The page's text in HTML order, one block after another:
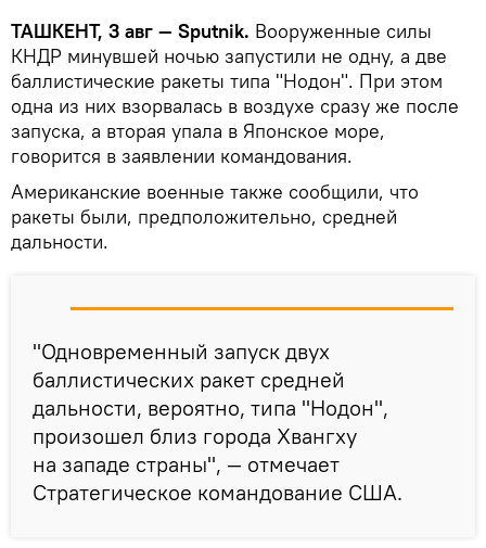
ТАШКЕНТ, 3 авг — Sputnik. Вооруженные силы
КНДР минувшей ночью запустили не одну, а две
баллистические ракеты типа "Нодон". При этом
одна из них взорвалась в воздухе сразу же после
запуска, а вторая упала в Японское море,
говорится в заявлении командования.
Американские военные также сообщили, что
ракеты были, предположительно, средней
дальности.
"Одновременный запуск двух
баллистических ракет средней
дальности, вероятно, типа "Нодон",
произошел близ города Хвангху
на западе страны", — отмечает
Стратегическое командование США.